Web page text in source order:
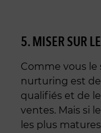
5. MISER SUR
Comme vous le
nurturing est
qualifiés et de
ventes. Mais si
les plus